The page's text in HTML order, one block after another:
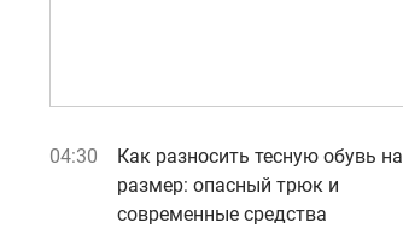
04:30
Как разносить тесную обувь на
размер: опасный трюк и
современные средства